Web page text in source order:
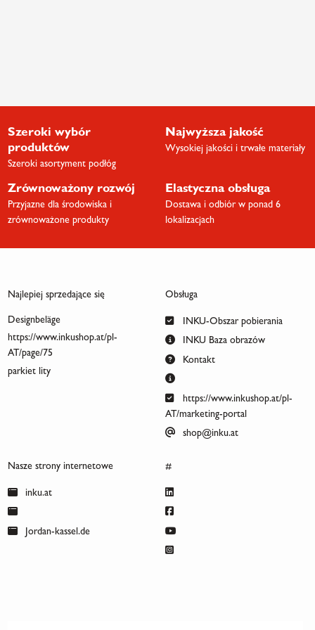
Szeroki wybór
produktów
Szeroki asortyment podłóg
Najwyższa jakość
Wysokiej jakości i trwałe materiały
Zrównoważony rozwój
Przyjazne dla środowiska i
zrównoważone produkty
Elastyczna obsługa
Dostawa i odbiór w ponad 6
lokalizacjach
Najlepiej sprzedające się
Designbeläge
https://www.inkushop.at/pl-
AT/page/75
parkiet lity
Obsługa
INKU-Obszar pobierania
INKU Baza obrazów
Kontakt
https://www.inkushop.at/pl-
AT/marketing-portal
shop@inku.at
Nasze strony internetowe
inku.at
Jordan-kassel.de
#